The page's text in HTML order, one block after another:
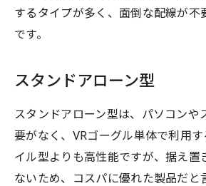
するタイプが多く、面倒な配線が不
です。
スタンドアローン型
スタンドアローン型は、パソコンや
要がなく、VRゴーグル単体で利用
イル型よりも高性能ですが、据え置
ないため、コスパに優れた製品だと